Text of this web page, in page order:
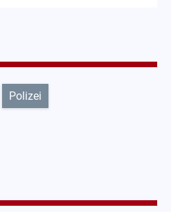
Polizei